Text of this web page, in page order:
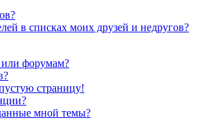
в списках моих друзей и недругов?
форумам?
страницу!
мной темы?